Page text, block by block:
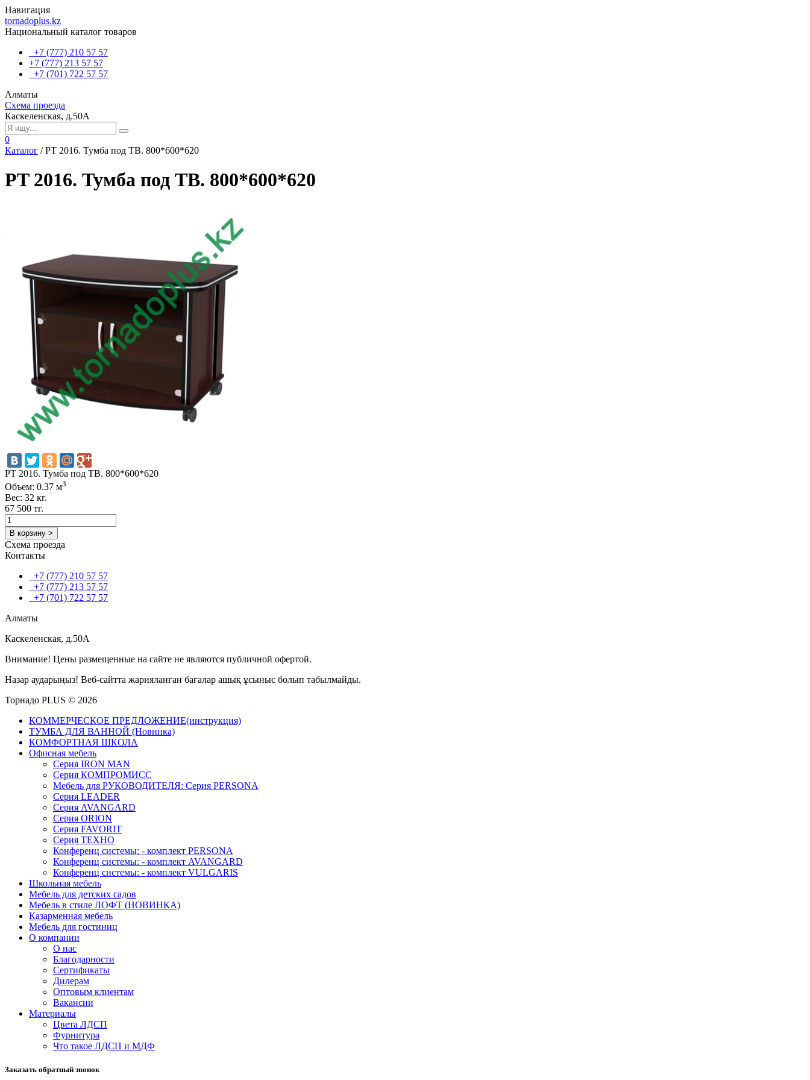
Навигация
tornadoplus.kz
Национальный каталог товаров
+7 (777) 210 57 57
+7 (777) 213 57 57
+7 (701) 722 57 57
Алматы
Схема проезда
Каскеленская, д.50А
0
Каталог /PT 2016. Тумба под ТВ. 800*600*620
PT 2016. Тумба под ТВ. 800*600*620
PT 2016. Тумба под ТВ. 800*600*620
Объем: 0.37 м3
Вес: 32 кг.
67 500 тг.
В корзину >
Схема проезда
Контакты
+7 (777) 210 57 57
+7 (777) 213 57 57
+7 (701) 722 57 57
Алматы
Каскеленская, д.50А
Внимание! Цены размещенные на сайте не являются публичной офертой.
Назар аударыңыз! Веб-сайтта жарияланған бағалар ашық ұсыныс болып табылмайды.
Торнадо PLUS © 2026
КОММЕРЧЕСКОЕ ПРЕДЛОЖЕНИЕ(инструкция)
ТУМБА ДЛЯ ВАННОЙ (Новинка)
КОМФОРТНАЯ ШКОЛА
Офисная мебель
Серия IRON MAN
Серия КОМПРОМИСС
Мебель для РУКОВОДИТЕЛЯ: Серия PERSONA
Серия LEADER
Серия AVANGARD
Серия ORION
Серия FAVORIT
Серия ТЕХНО
Конференц системы: - комплект PERSONA
Конференц системы: - комплект AVANGARD
Конференц системы: - комплект VULGARIS
Школьная мебель
Мебель для детских садов
Мебель в стиле ЛОФТ (НОВИНКА)
Казарменная мебель
Мебель для гостиниц
О компании
О нас
Благодарности
Сертификаты
Дилерам
Оптовым клиентам
Вакансии
Материалы
Цвета ЛДСП
Фурнитура
Что такое ЛДСП и МДФ
Заказать обратный звонок